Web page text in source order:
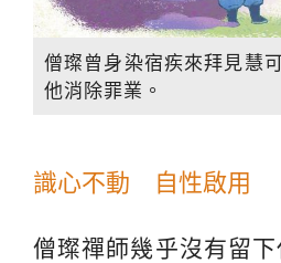
僧璨曾身染宿疾來拜見慧
他消除罪業。
識心不動 自性啟用
僧璨禪師幾乎沒有留